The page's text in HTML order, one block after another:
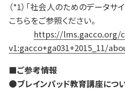
（*1）「社会人のためのデータサ
こちらをご参照ください。
https://lms.gacco.org/
v1:gacco+ga031+2015_11/
■ご参考情報
●ブレインパッド教育講座につ